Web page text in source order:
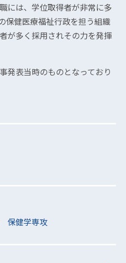
には、学位取得者が非常に多
保健医療福祉行政を担う組織
が多く採用されその力を発揮
発表当時のものとなっており
保健学専攻